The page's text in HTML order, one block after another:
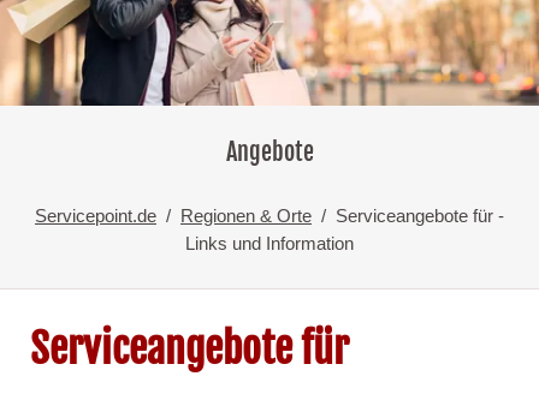
Angebote
Servicepoint.de Regionen & Orte
Serviceangebote für -
Links und Information
Serviceangebote für